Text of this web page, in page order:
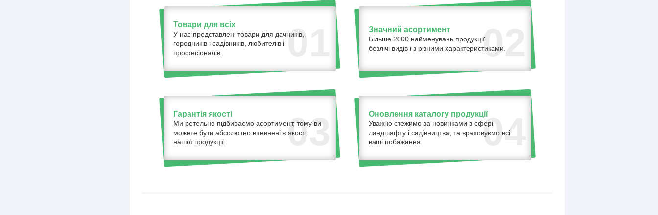
01
Товари для всіх
У нас представлені товари для дачників,
городників і садівників, любителів і
професіоналів.
02
Значний асортимент
Більше 2000 найменувань продукції
безлічі видів і з різними характеристиками.
03
Гарантія якості
Ми ретельно підбираємо асортимент, тому ви
можете бути абсолютно впевнені в якості
нашої продукції.
04
Оновлення каталогу продукції
Уважно стежимо за новинками в сфері
ландшафту і садівництва, та враховуємо всі
ваші побажання.